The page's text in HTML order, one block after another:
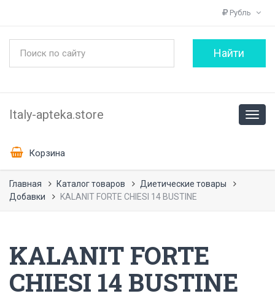
Рубль
Italy-apteka.store
Корзина
Главная Каталог товаров
Диетические товары
Добавки
KALANIT FORTE CHIESI 14 BUSTINE
KALANIT FORTE
CHIESI 14 BUSTINE